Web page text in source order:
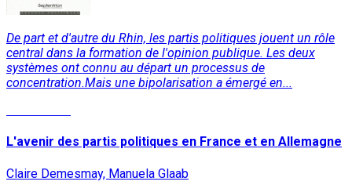
De part et d'autre du Rhin, les partis politiques jouent un rôle
central dans la formation de l'opinion publique. Les deux
systèmes ont connu au départ un processus de
concentration.Mais une bipolarisation a émergé en...
L'avenir des partis politiques en France et en Allemagne
Claire Demesmay, Manuela Glaab